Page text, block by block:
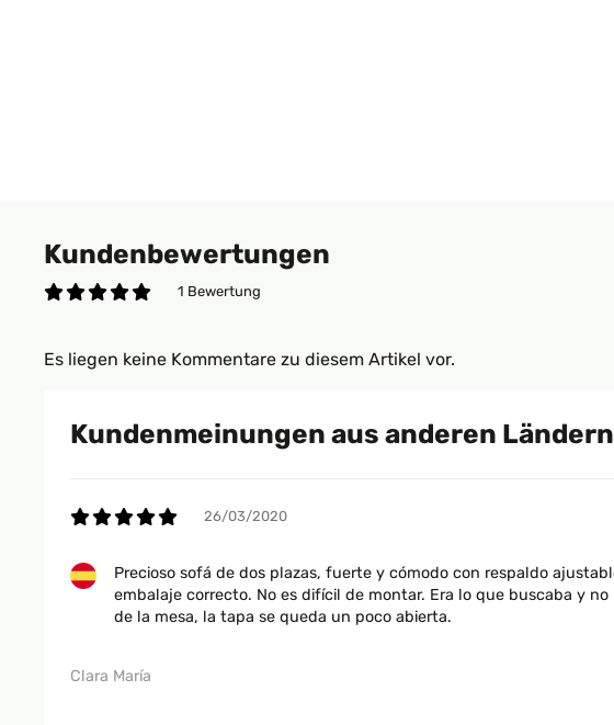
Kundenbewertungen
1 Bewertung
Es liegen keine Kommentare zu diesem Artikel vor.
Kundenmeinungen aus anderen Ländern
26/03/2020
Precioso sofá de dos plazas, fuerte y cómodo con respaldo
embalaje correcto. No es difícil de montar. Era lo que buscaba y
de la mesa, la tapa se queda un poco abierta.
Clara María